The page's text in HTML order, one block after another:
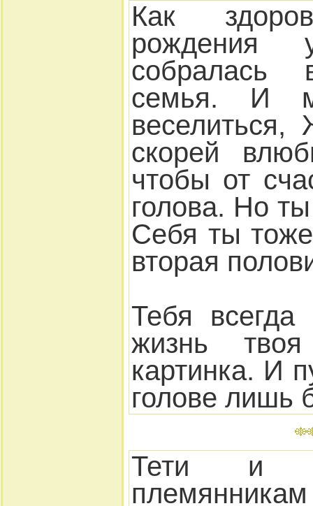
Как
рождения
собралась
семья. И
скорей
чтобы от
голова. Но
Себя ты
вторая
Тебя всегда
жизнь
картинка. И
голове лишь
Тети и